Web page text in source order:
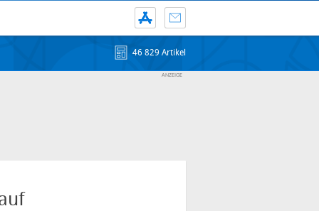
46 829 Artikel